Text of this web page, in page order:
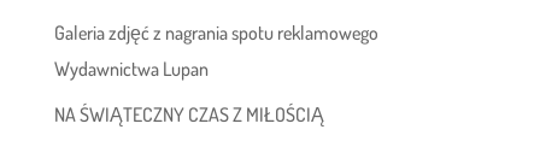
Galeria zdjęć z nagrania spotu reklamowego
Wydawnictwa Lupan
NA ŚWIĄTECZNY CZAS Z MIŁOŚCIĄ